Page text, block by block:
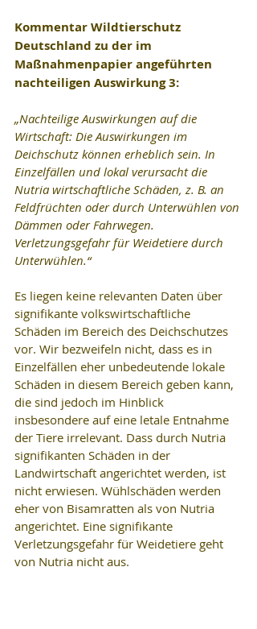
Kommentar Wildtierschutz
Deutschland zu der im
Maßnahmenpapier angeführten
nachteiligen Auswirkung 3:
„Nachteilige Auswirkungen auf die
Wirtschaft: Die Auswirkungen im
Deichschutz können erheblich sein. In
Einzelfällen und lokal verursacht die
Nutria wirtschaftliche Schäden, z. B. an
Feldfrüchten oder durch Unterwühlen von
Dämmen oder Fahrwegen.
Verletzungsgefahr für Weidetiere durch
Unterwühlen.“
Es liegen keine relevanten Daten über
signifikante volkswirtschaftliche
Schäden im Bereich des Deichschutzes
vor. Wir bezweifeln nicht, dass es in
Einzelfällen eher unbedeutende lokale
Schäden in diesem Bereich geben kann,
die sind jedoch im Hinblick
insbesondere auf eine letale Entnahme
der Tiere irrelevant. Dass durch Nutria
signifikanten Schäden in der
Landwirtschaft angerichtet werden, ist
nicht erwiesen. Wühlschäden werden
eher von Bisamratten als von Nutria
angerichtet. Eine signifikante
Verletzungsgefahr für Weidetiere geht
von Nutria nicht aus.